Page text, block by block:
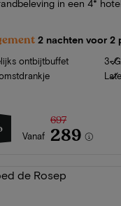
in een 4*
2 nachten voor 2
ontbijtbuffet
3-
Vanaf
697
289